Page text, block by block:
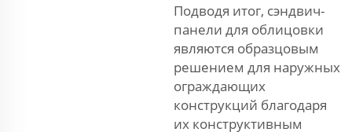
Подводя итог, сэндвич-
панели для облицовки
являются образцовым
решением для наружных
ограждающих
конструкций благодаря
их конструктивным